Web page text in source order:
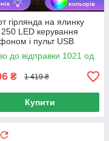
гірлянда на ялинку
LED керування
і пульт USB
дріт 10 ниток музика
до відправки 1021 од.
₴ 1 419 ₴
Купити